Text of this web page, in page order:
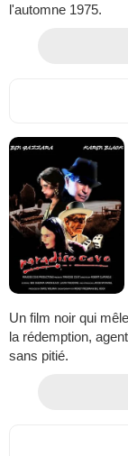
l'automne 1975.
Un film noir qui
la rédemption,
sans pitié.